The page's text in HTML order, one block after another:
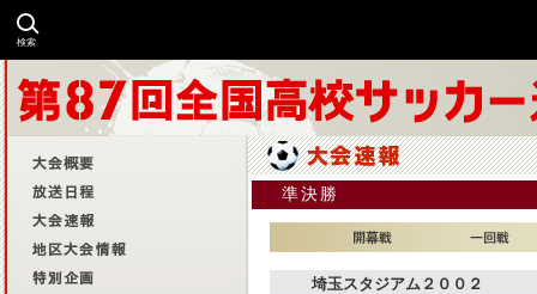
検索
準決勝
埼玉スタジアム２００２